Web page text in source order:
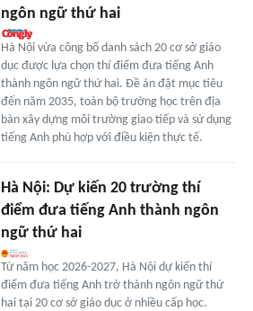
ngôn ngữ thứ hai
Hà Nội vừa công bố danh sách 20 cơ sở giáo
dục được lựa chọn thí điểm đưa tiếng Anh
thành ngôn ngữ thứ hai. Đề án đặt mục tiêu
đến năm 2035, toàn bộ trường học trên địa
bàn xây dựng môi trường giao tiếp và sử dụng
tiếng Anh phù hợp với điều kiện thực tế.
Hà Nội: Dự kiến 20 trường thí
điểm đưa tiếng Anh thành ngôn
ngữ thứ hai
Từ năm học 2026-2027, Hà Nội dự kiến thí
điểm đưa tiếng Anh trở thành ngôn ngữ thứ
hai tại 20 cơ sở giáo dục ở nhiều cấp học.